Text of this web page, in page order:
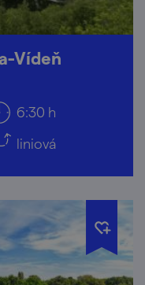
Vídeň
6:30 h
liniová